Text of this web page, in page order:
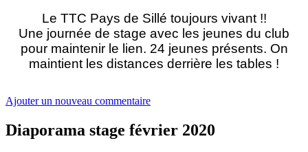
Le TTC Pays de Sillé toujours vivant !!
Une journée de stage avec les jeunes du club
pour maintenir le lien. 24 jeunes présents. On
maintient les distances derrière les tables !
Ajouter un nouveau commentaire
Diaporama stage février 2020